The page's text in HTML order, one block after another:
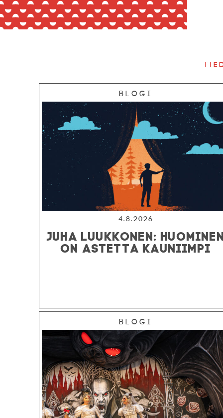
Blogi
4.8.2026
JUHA LUUKKONEN:
ON ASTETTA KAUNIIMPI
Blogi